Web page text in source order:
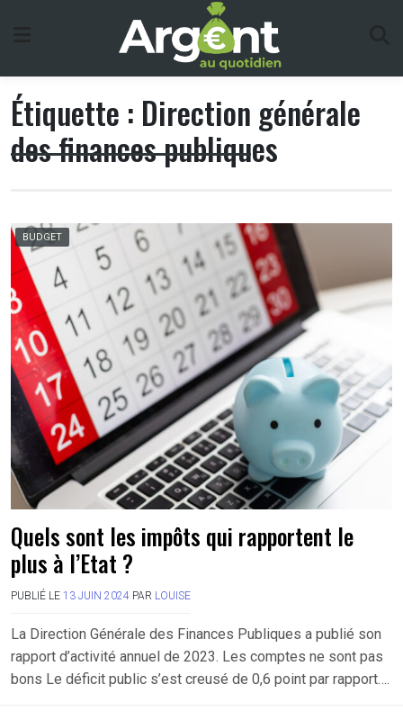
Étiquette : Direction générale
des finances publiques
BUDGET
Quels sont les impôts qui rapportent le
plus à l’Etat ?
PUBLIÉ LE 13 JUIN 2024 PAR LOUISE
La Direction Générale des Finances Publiques a publié son
rapport d’activité annuel de 2023. Les comptes ne sont pas
bons Le déficit public s’est creusé de 0,6 point par rapport….